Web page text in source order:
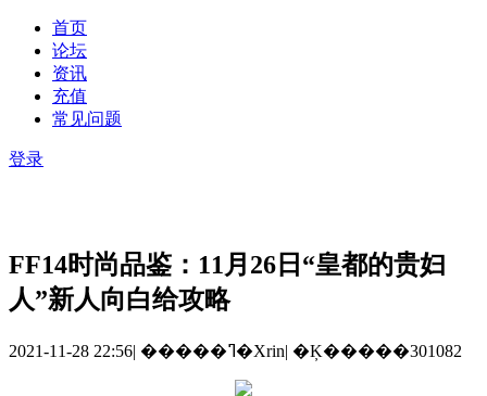
首页
论坛
资讯
充值
常见问题
登录
FF14时尚品鉴：11月26日“皇都的贵妇
人”新人向白给攻略
2021-11-28 22:56| �����ߣ�Xrin| �Ķ�����301082